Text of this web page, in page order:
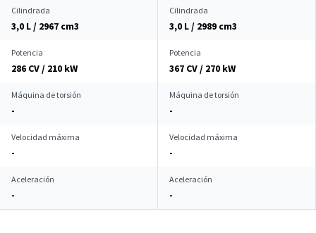
Cilindrada
3,0 L / 2967 cm3
Cilindrada
3,0 L / 2989 cm3
Potencia
286 CV / 210 kW
Potencia
367 CV / 270 kW
Máquina de torsión
-
Máquina de torsión
-
Velocidad máxima
-
Velocidad máxima
-
Aceleración
-
Aceleración
-